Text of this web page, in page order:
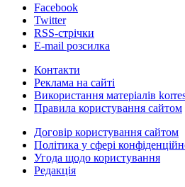
Facebook
Twitter
RSS-стрічки
E-mail розсилка
Контакти
Реклама на сайті
Використання матеріалів
Правила користування сайтом
Договір користування сайтом
Політика у сфері
Угода щодо користування
Редакція